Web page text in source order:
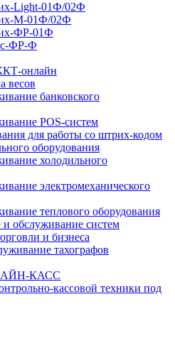
Light-01Ф/02Ф
М-01Ф/02Ф
ФР-01Ф
ФР-Ф
онлайн
весов
банковского
POS-систем
для работы со штрих-кодом
оборудования
холодильного
электромеханического
теплового оборудования
обслуживание систем
и бизнеса
тахографов
КАСС
кассовой техники под